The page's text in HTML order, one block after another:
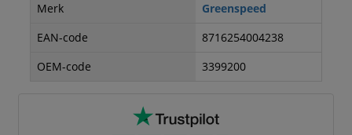
Merk
Greenspeed
EAN-code
8716254004238
OEM-code
3399200